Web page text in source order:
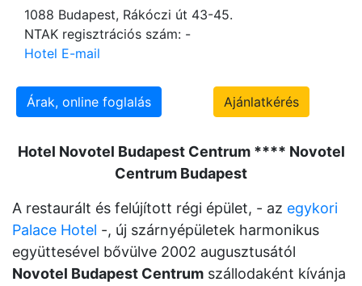
1088 Budapest, Rákóczi út 43-45.
NTAK regisztrációs szám: -
Hotel E-mail
Árak, online foglalás Ajánlatkérés
Hotel Novotel Budapest Centrum **** Novotel
Centrum Budapest
A restaurált és felújított régi épület, - az egykori
Palace Hotel -, új szárnyépületek harmonikus
együttesével bővülve 2002 augusztusától
Novotel Budapest Centrum szállodaként kívánja